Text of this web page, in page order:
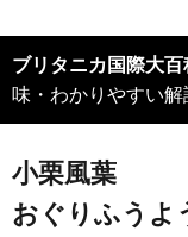
ブリタニカ国際大
味・わかりやすい解
小栗風葉
おぐりふうよ